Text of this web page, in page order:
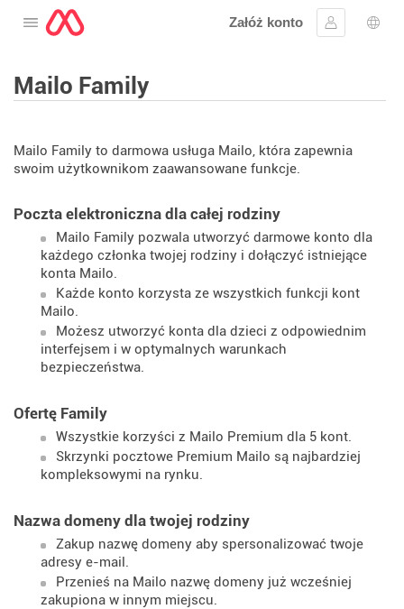
Otwórz menu
Załóż konto
Zaloguj się
Mailo Family
Mailo Family to darmowa usługa Mailo, która zapewnia
swoim użytkownikom zaawansowane funkcje.
Poczta elektroniczna dla całej rodziny
Mailo Family pozwala utworzyć darmowe konto dla
każdego członka twojej rodziny i dołączyć istniejące
konta Mailo.
Każde konto korzysta ze wszystkich funkcji kont
Mailo.
Możesz utworzyć konta dla dzieci z odpowiednim
interfejsem i w optymalnych warunkach
bezpieczeństwa.
Ofertę Family
Wszystkie korzyści z Mailo Premium dla 5 kont.
Skrzynki pocztowe Premium Mailo są najbardziej
kompleksowymi na rynku.
Nazwa domeny dla twojej rodziny
Zakup nazwę domeny aby spersonalizować twoje
adresy e-mail.
Przenieś na Mailo nazwę domeny już wcześniej
zakupiona w innym miejscu.